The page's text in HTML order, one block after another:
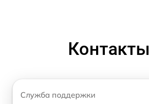
Контакты
Служба поддержки